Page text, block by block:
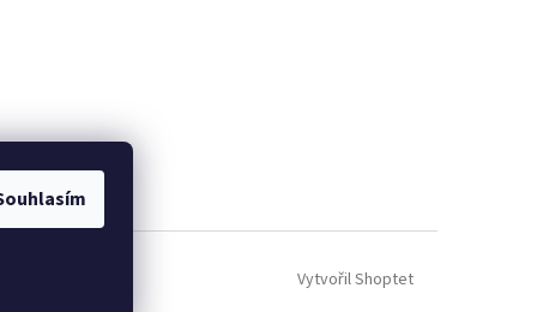
Vytvořil Shoptet